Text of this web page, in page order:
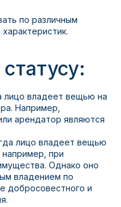
по различным
лицо владеет вещью на
Например,
арендатор являются
лицо владеет вещью
при
Однако оно
владением по
добросовестного и